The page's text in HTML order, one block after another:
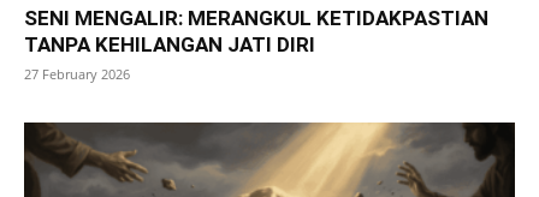
SENI MENGALIR: MERANGKUL KETIDAKPASTIAN
TANPA KEHILANGAN JATI DIRI
27 February 2026